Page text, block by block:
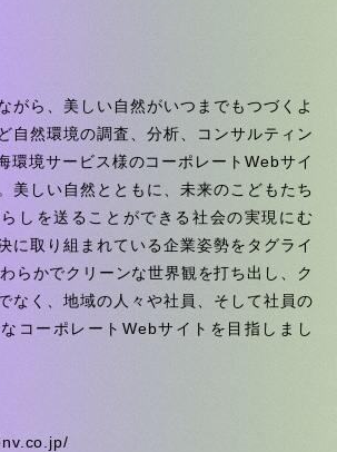
がら、美しい自然がいつまでもつづくよ
自然環境の調査、分析、コンサルティン
環境サービス様のコーポレートWebサイ
美しい自然とともに、未来のこどもたち
しを送ることができる社会の実現にむ
に取り組まれている企業姿勢をタグライ
らかでクリーンな世界観を打ち出し、ク
なく、地域の人々や社員、そして社員の
コーポレートWebサイトを目指しまし